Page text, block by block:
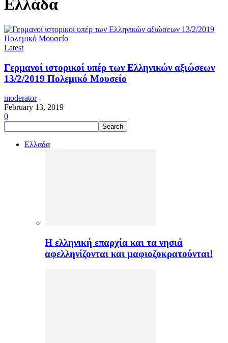
Ελλάδα
Latest
Γερμανοί ιστορικοί υπέρ των Ελληνικών αξιώσεων
13/2/2019 Πολεμικό Μουσείο
moderator -
February 13, 2019
0
Ελλαδα
H ελληνική επαρχία και τα νησιά
αφελληνίζονται και μαφιοζοκρατούνται!